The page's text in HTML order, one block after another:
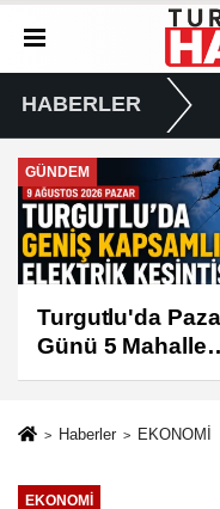
HABERLER
MANİSA
Koldere'ye
Tarımsal Sulama
Desteği
Haberler EKONOMİ
EKONOMİ